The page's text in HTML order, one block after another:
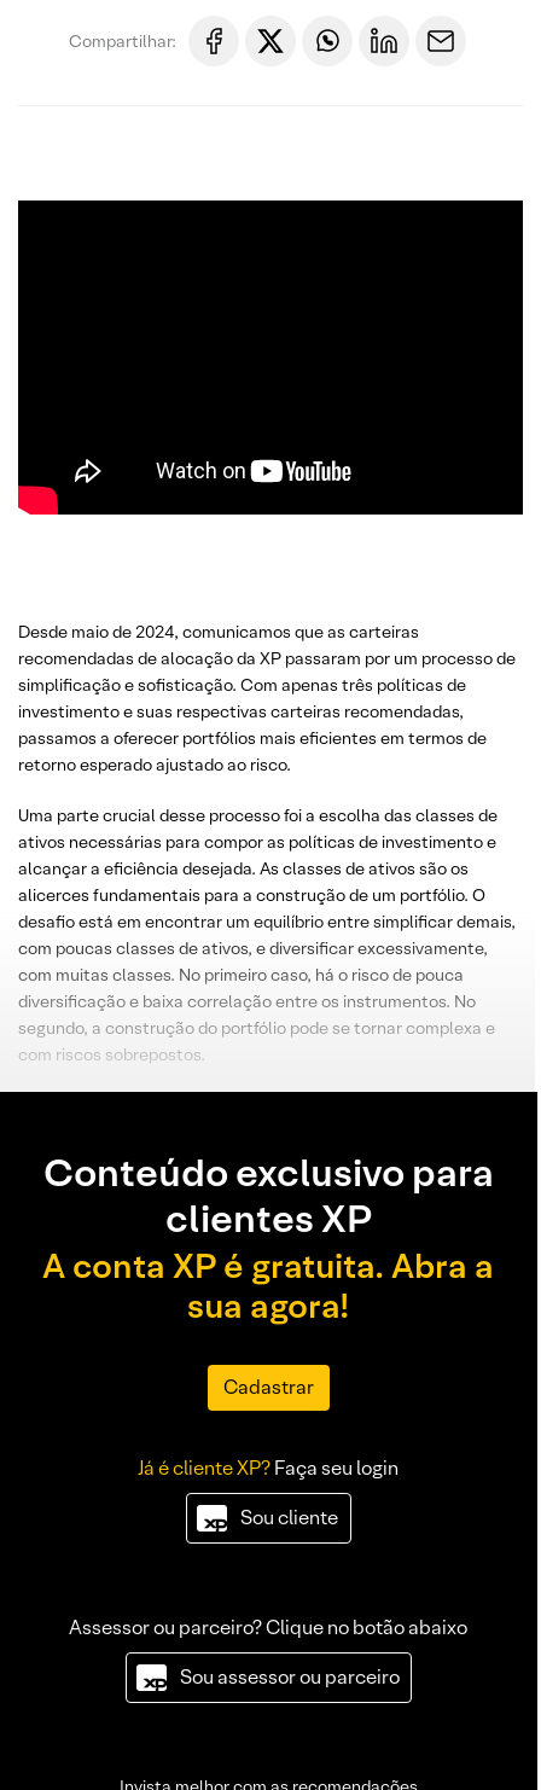
Compartilhar:
Desde maio de 2024, comunicamos que as carteiras
recomendadas de alocação da XP passaram por um processo de
simplificação e sofisticação. Com apenas três políticas de
investimento e suas respectivas carteiras recomendadas,
passamos a oferecer portfólios mais eficientes em termos de
retorno esperado ajustado ao risco.
Uma parte crucial desse processo foi a escolha das classes de
ativos necessárias para compor as políticas de investimento e
alcançar a eficiência desejada. As classes de ativos são os
alicerces fundamentais para a construção de um portfólio. O
desafio está em encontrar um equilíbrio entre simplificar demais,
com poucas classes de ativos, e diversificar excessivamente,
com muitas classes. No primeiro caso, há o risco de pouca
diversificação e baixa correlação entre os instrumentos. No
segundo, a construção do portfólio pode se tornar complexa e
com riscos sobrepostos.
Conteúdo exclusivo para
clientes XP
A conta XP é gratuita. Abra a
sua agora!
Cadastrar
Já é cliente XP?Faça seu login
Sou cliente
Assessor ou parceiro? Clique no botão abaixo
Sou assessor ou parceiro